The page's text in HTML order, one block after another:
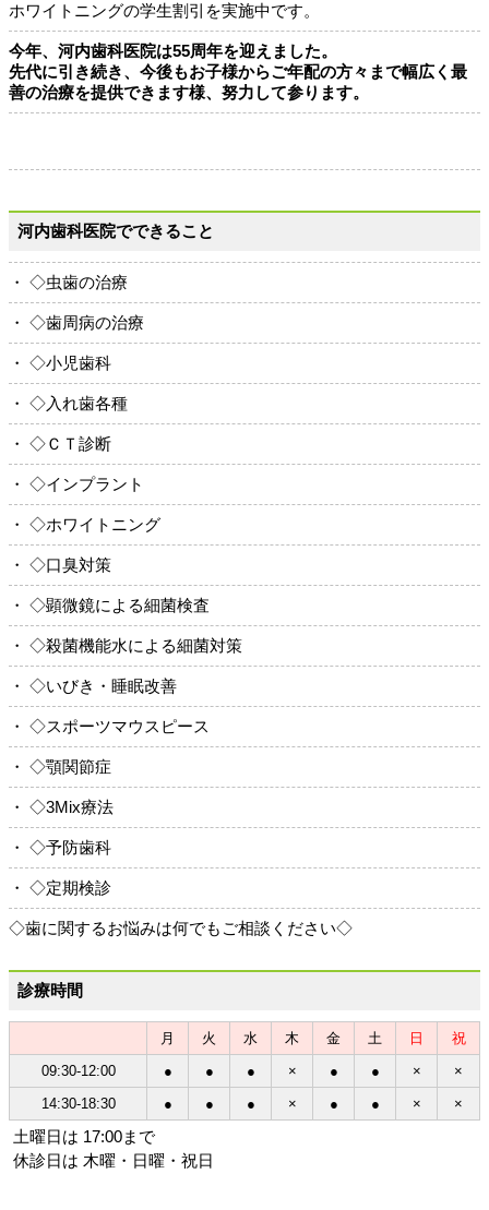
ホワイトニングの学生割引を実施中です。
今年、河内歯科医院は55周年を迎えました。
先代に引き続き、今後もお子様からご年配の方々まで幅広く最
善の治療を提供できます様、努力して参ります。
河内歯科医院でできること
・ ◇虫歯の治療
・ ◇歯周病の治療
・ ◇小児歯科
・ ◇入れ歯各種
・ ◇ＣＴ診断
・ ◇インプラント
・ ◇ホワイトニング
・ ◇口臭対策
・ ◇顕微鏡による細菌検査
・ ◇殺菌機能水による細菌対策
・ ◇いびき・睡眠改善
・ ◇スポーツマウスピース
・ ◇顎関節症
・ ◇3Mix療法
・ ◇予防歯科
・ ◇定期検診
◇歯に関するお悩みは何でもご相談ください◇
診療時間
月 火 水 木 金 土 日
祝
09:30-12:00
● ● ● × ● ● ×
×
14:30-18:30
● ● ● × ● ● × ×
土曜日は 17:00まで
休診日は 木曜・日曜・祝日